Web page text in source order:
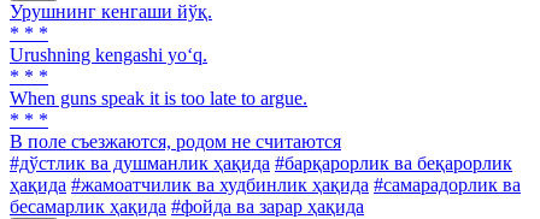
Урушнинг кенгаши йўқ.
* * *
Urushning kengashi yo‘q.
* * *
When guns speak it is too late to argue.
* * *
В поле съезжаются, родом не считаются
#дўстлик ва душманлик ҳақида #барқарорлик ва беқарорлик
ҳақида #жамоатчилик ва худбинлик ҳақида #самарадорлик ва
бесамарлик ҳақида #фойда ва зарар ҳақида